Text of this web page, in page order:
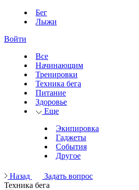
Бег
Лыжи
Войти
Все
Начинающим
Тренировки
Техника бега
Питание
Здоровье
Еще
Экипировка
Гаджеты
События
Другое
Назад
Задать вопрос
Техника бега